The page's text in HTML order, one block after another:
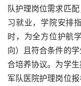
队护理岗位需求匹
习就业，学院安排
时，为全方位护航
向）且符合条件的
合培养协议。为学
军队医院护理岗位